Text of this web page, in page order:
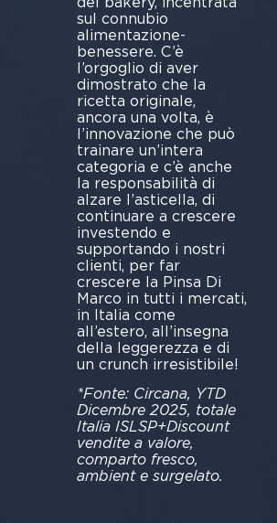
sul connubio
alimentazione-
benessere. C’è
l’orgoglio di aver
dimostrato che la
ricetta originale,
ancora una volta, è
l’innovazione che può
trainare un’intera
categoria e c’è anche
la responsabilità di
alzare l’asticella, di
continuare a crescere
investendo e
supportando i nostri
clienti, per far
crescere la Pinsa Di
Marco in tutti i mercati,
in Italia come
all’estero, all’insegna
della leggerezza e di
un crunch irresistibile!
*Fonte: Circana, YTD
Dicembre 2025, totale
Italia ISLSP+Discount
vendite a valore,
comparto fresco,
ambient e surgelato.